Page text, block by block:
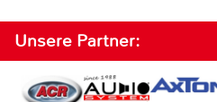
Unsere Partner: